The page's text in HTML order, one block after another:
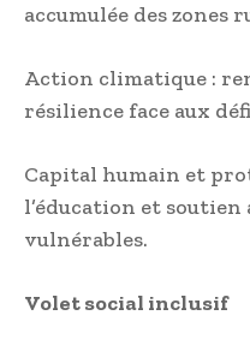
accumulée des zones
Action climatique :
résilience face aux
Capital humain et
l’éducation et
vulnérables.
Volet social inclusif